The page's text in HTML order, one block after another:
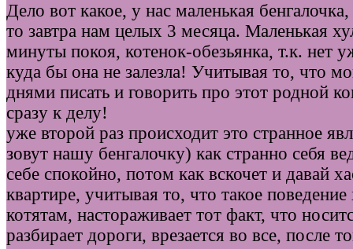
Дело вот какое, у нас маленькая
то завтра нам целых 3 месяца. Маленькая
минуты покоя, котенок-обезьянка, т.к. нет
куда бы она не залезла! Учитывая то, что
днями писать и говорить про этот родной
сразу к делу!
уже второй раз происходит это странное
зовут нашу бенгалочку) как странно себя
себе спокойно, потом как вскочет и давай
квартире, учитывая то, что такое поведение
котятам, настораживает тот факт, что
разбирает дороги, врезается во все, после